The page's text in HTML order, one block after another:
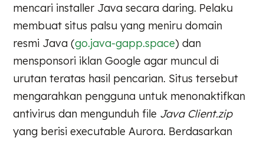
mencari installer Java secara daring. Pelaku
membuat situs palsu yang meniru domain
resmi Java (go.java-gapp.space) dan
mensponsori iklan Google agar muncul di
urutan teratas hasil pencarian. Situs tersebut
mengarahkan pengguna untuk menonaktifkan
antivirus dan mengunduh file Java Client.zip
yang berisi executable Aurora. Berdasarkan